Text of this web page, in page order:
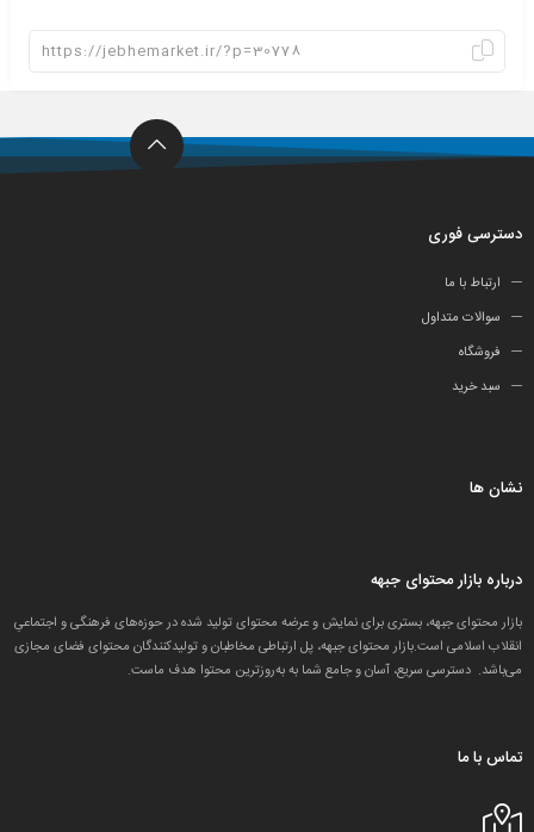
دسترسی فوری
ارتباط با ما
سوالات متداول
فروشگاه
سبد خرید
نشان ها
درباره بازار محتوای جبهه
بازار محتوای جبهه، بستری برای نمایش و عرضه محتوای تولید شده در حوزه‌های فرهنگی و اجتماعیِ
انقلاب اسلامی است.بازار محتوای جبهه، پل ارتباطی مخاطبان و تولید‌کنندگان محتوای فضای مجازی
می‌باشد. دسترسی سریع، آسان و جامع شما به به‌روزترین محتوا هدف ماست.
تماس با ما